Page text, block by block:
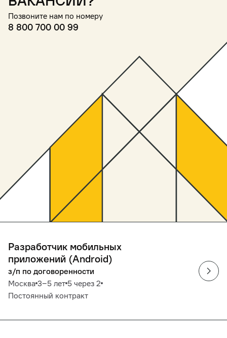
Позвоните нам по номеру
8 800 700 00 99
Разработчик мобильных
приложений (Android)
з/п по договоренности
Москва 3‒5 лет 5 через 2
Постоянный контракт